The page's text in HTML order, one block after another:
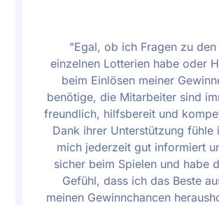
"Egal, ob ich Fragen zu den
einzelnen Lotterien habe oder
beim Einlösen meiner
benötige, die Mitarbeiter sind
freundlich, hilfsbereit und
Dank ihrer Unterstützung fühle
mich jederzeit gut informiert
sicher beim Spielen und habe
Gefühl, dass ich das Beste
meinen Gewinnchancen